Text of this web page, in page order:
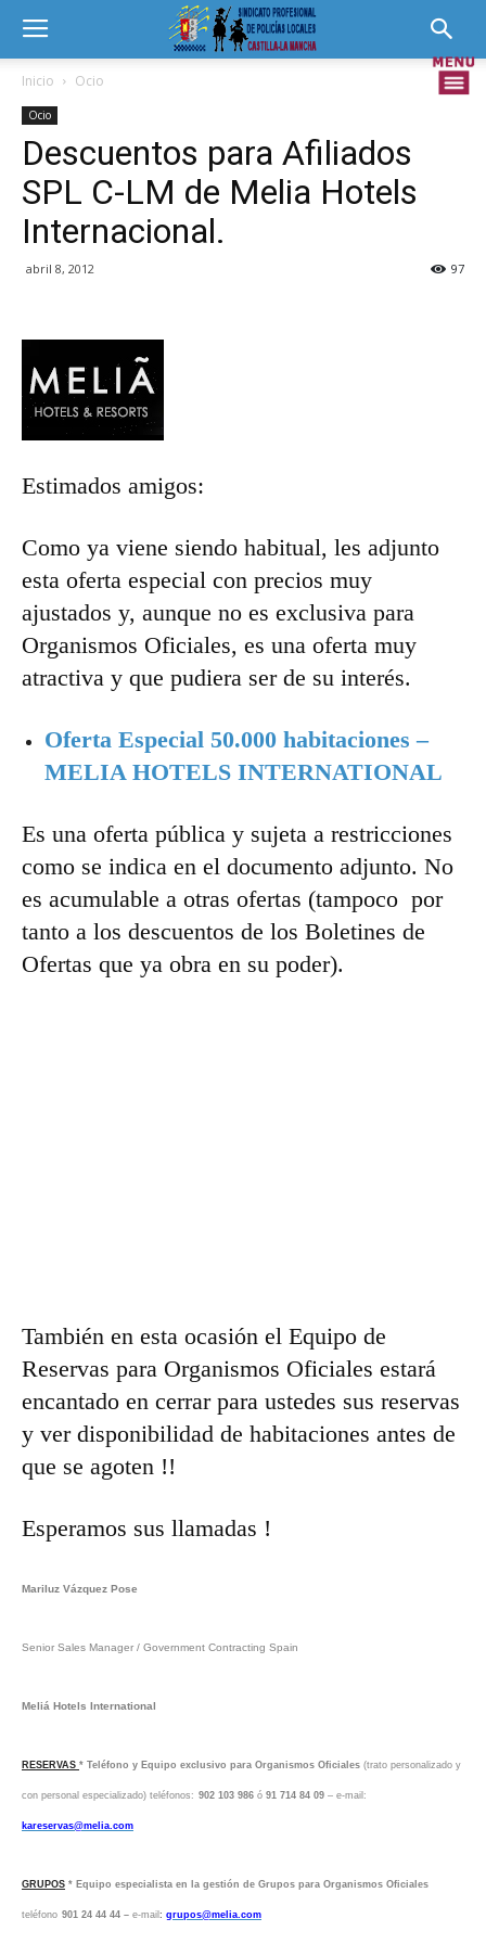
Inicio Ocio
Ocio
Descuentos para Afiliados
SPL C-LM de Melia Hotels
Internacional.
abril 8, 2012 97
Estimados amigos:
Como ya viene siendo habitual, les adjunto
esta oferta especial con precios muy
ajustados y, aunque no es exclusiva para
Organismos Oficiales, es una oferta muy
atractiva y que pudiera ser de su interés.
Oferta Especial 50.000 habitaciones –
MELIA HOTELS INTERNATIONAL
Es una oferta pública y sujeta a restricciones
como se indica en el documento adjunto. No
es acumulable a otras ofertas (tampoco por
tanto a los descuentos de los Boletines de
Ofertas que ya obra en su poder).
También en esta ocasión el Equipo de
Reservas para Organismos Oficiales estará
encantado en cerrar para ustedes sus reservas
y ver disponibilidad de habitaciones antes de
que se agoten !!
Esperamos sus llamadas !
Mariluz Vázquez Pose
Senior Sales Manager / Government Contracting Spain
Meliá Hotels International
RESERVAS * Teléfono y Equipo exclusivo para Organismos Oficiales (trato personalizado y
con personal especializado) teléfonos: 902 103 986 ó 91 714 84 09 – e-mail:
kareservas@melia.com
GRUPOS * Equipo especialista en la gestión de Grupos para Organismos Oficiales
teléfono 901 24 44 44 – e-mail : grupos@melia.com